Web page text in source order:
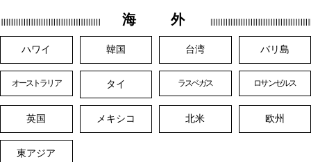
海 外
ハワイ 韓国 台湾 バリ島
オーストラリア タイ ラスベガス ロサンゼルス
英国 メキシコ 北米 欧州
東アジア